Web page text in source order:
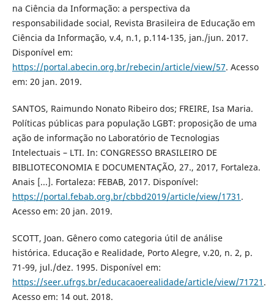
na Ciência da Informação: a perspectiva da
responsabilidade social, Revista Brasileira de Educação em
Ciência da Informação, v.4, n.1, p.114-135, jan./jun. 2017.
Disponível em:
https://portal.abecin.org.br/rebecin/article/view/57. Acesso
em: 20 jan. 2019.
SANTOS, Raimundo Nonato Ribeiro dos; FREIRE, Isa Maria.
Políticas públicas para população LGBT: proposição de uma
ação de informação no Laboratório de Tecnologias
Intelectuais – LTI. In: CONGRESSO BRASILEIRO DE
BIBLIOTECONOMIA E DOCUMENTAÇÃO, 27., 2017, Fortaleza.
Anais [...]. Fortaleza: FEBAB, 2017. Disponível:
https://portal.febab.org.br/cbbd2019/article/view/1731 .
Acesso em: 20 jan. 2019.
SCOTT, Joan. Gênero como categoria útil de análise
histórica. Educação e Realidade, Porto Alegre, v.20, n. 2, p.
71-99, jul./dez. 1995. Disponível em:
https://seer.ufrgs.br/educacaoerealidade/article/view/71721 .
Acesso em: 14 out. 2018.